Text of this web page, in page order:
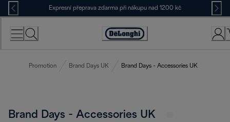
Skip
to
Content
Expresní přeprava zdarma při nákupu nad 1200 kč
Accessibility
Promotion Brand Days UK Brand Days - Accessories UK
Brand Days - Accessories UK